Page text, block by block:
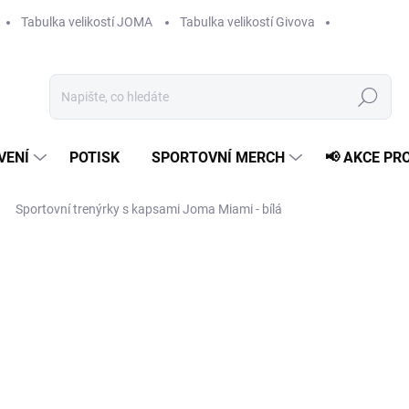
Tabulka velikostí JOMA Tabulka velikostí Givova
Hledat
POTISK SPORTOVNÍ MERCH 📢 AKCE
Sportovní trenýrky s kapsami Joma Miami - bílá